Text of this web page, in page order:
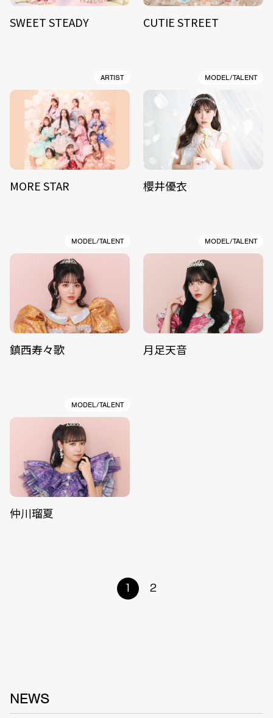
SWEET STEADY CUTIE STREET
ARTIST
MORE STAR
MODEL/TALENT
櫻井優衣
MODEL/TALENT
鎮西寿々歌
MODEL/TALENT
月足天音
MODEL/TALENT
仲川瑠夏
1 2
NEWS